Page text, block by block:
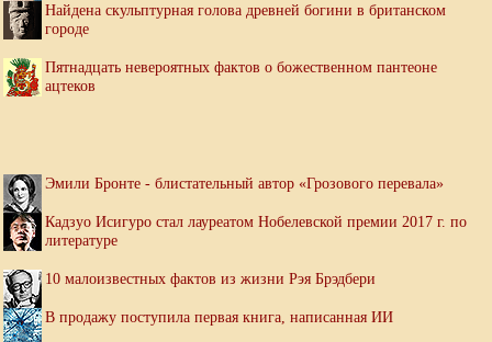
Найдена скульптурная голова древней богини в британском
городе
Пятнадцать невероятных фактов о божественном пантеоне
ацтеков
Эмили Бронте - блистательный автор «Грозового перевала»
Кадзуо Исигуро стал лауреатом Нобелевской премии 2017 г. по
литературе
10 малоизвестных фактов из жизни Рэя Брэдбери
В продажу поступила первая книга, написанная ИИ